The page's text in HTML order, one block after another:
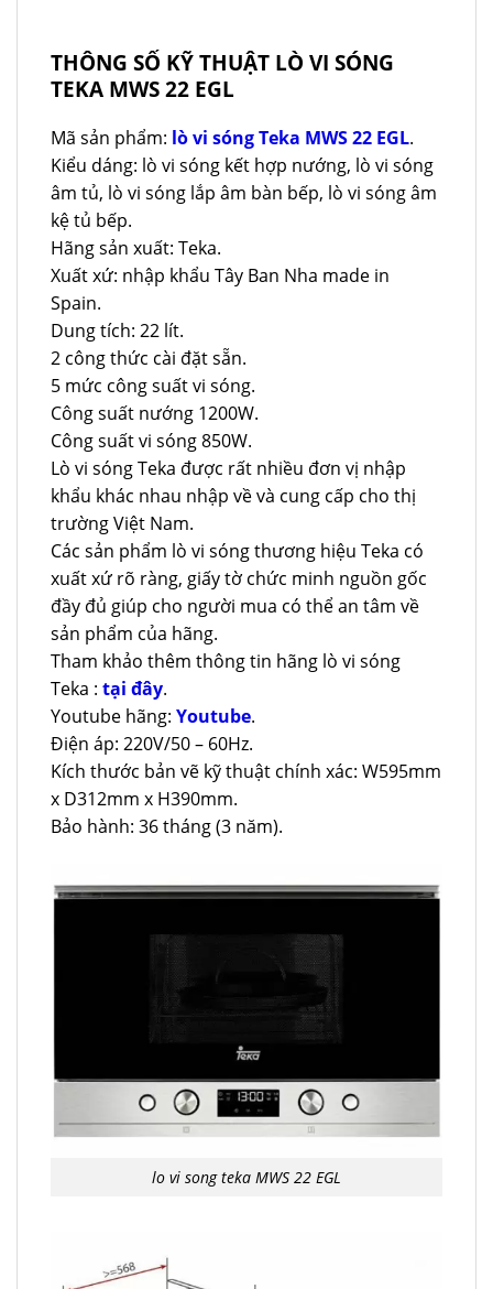
THÔNG SỐ KỸ THUẬT LÒ VI SÓNG
TEKA MWS 22 EGL
Mã sản phẩm: lò vi sóng Teka MWS 22 EGL.
Kiểu dáng: lò vi sóng kết hợp nướng, lò vi sóng
âm tủ, lò vi sóng lắp âm bàn bếp, lò vi sóng âm
kệ tủ bếp.
Hãng sản xuất: Teka.
Xuất xứ: nhập khẩu Tây Ban Nha made in
Spain.
Dung tích: 22 lít.
2 công thức cài đặt sẵn.
5 mức công suất vi sóng.
Công suất nướng 1200W.
Công suất vi sóng 850W.
Lò vi sóng Teka được rất nhiều đơn vị nhập
khẩu khác nhau nhập về và cung cấp cho thị
trường Việt Nam.
Các sản phẩm lò vi sóng thương hiệu Teka có
xuất xứ rõ ràng, giấy tờ chức minh nguồn gốc
đầy đủ giúp cho người mua có thể an tâm về
sản phẩm của hãng.
Tham khảo thêm thông tin hãng lò vi sóng
Teka : tại đây.
Youtube hãng: Youtube.
Điện áp: 220V/50 – 60Hz.
Kích thước bản vẽ kỹ thuật chính xác: W595mm
x D312mm x H390mm.
Bảo hành: 36 tháng (3 năm).
lo vi song teka MWS 22 EGL